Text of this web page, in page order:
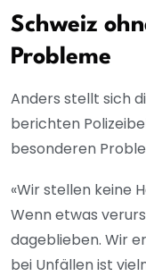
Schweiz
Probleme
Anders stellt sich
berichten
besonderen
«Wir stellen keine
Wenn etwas
dageblieben. Wir
bei Unfällen ist